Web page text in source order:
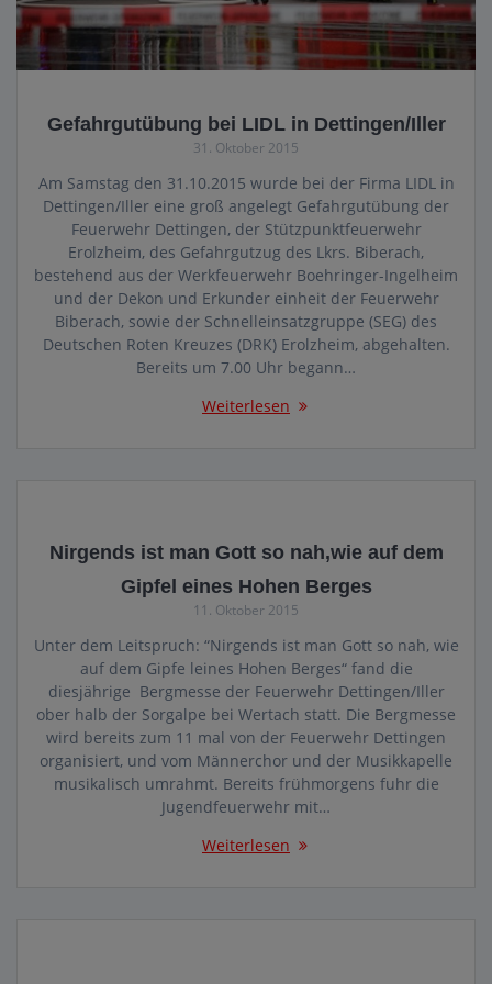
Gefahrgutübung bei LIDL in Dettingen/Iller
31. Oktober 2015
Am Samstag den 31.10.2015 wurde bei der Firma LIDL in
Dettingen/Iller eine groß angelegt Gefahrgutübung der
Feuerwehr Dettingen, der Stützpunktfeuerwehr
Erolzheim, des Gefahrgutzug des Lkrs. Biberach,
bestehend aus der Werkfeuerwehr Boehringer-Ingelheim
und der Dekon und Erkunder einheit der Feuerwehr
Biberach, sowie der Schnelleinsatzgruppe (SEG) des
Deutschen Roten Kreuzes (DRK) Erolzheim, abgehalten.
Bereits um 7.00 Uhr begann…
Weiterlesen
Nirgends ist man Gott so nah,wie auf dem
Gipfel eines Hohen Berges
11. Oktober 2015
Unter dem Leitspruch: “Nirgends ist man Gott so nah, wie
auf dem Gipfe leines Hohen Berges“ fand die
diesjährige Bergmesse der Feuerwehr Dettingen/Iller
ober halb der Sorgalpe bei Wertach statt. Die Bergmesse
wird bereits zum 11 mal von der Feuerwehr Dettingen
organisiert, und vom Männerchor und der Musikkapelle
musikalisch umrahmt. Bereits frühmorgens fuhr die
Jugendfeuerwehr mit…
Weiterlesen